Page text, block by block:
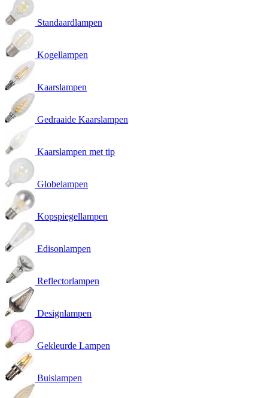
Standaardlampen
Kogellampen
Kaarslampen
Gedraaide Kaarslampen
Kaarslampen met tip
Globelampen
Kopspiegellampen
Edisonlampen
Reflectorlampen
Designlampen
Gekleurde Lampen
Buislampen